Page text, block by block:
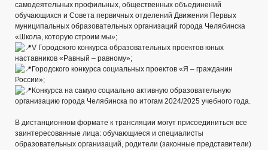
самодеятельных профильных, общественных объединений
обучающихся и Совета первичных отделений Движения Первых
муниципальных образовательных организаций города Челябинска
«Школа, которую строим мы»;
V Городского конкурса образовательных проектов юных
наставников «Равный – равному»;
Городского конкурса социальных проектов «Я – гражданин
России»;
Конкурса на самую социально активную образовательную
организацию города Челябинска по итогам 2024/2025 учебного года.
В дистанционном формате к трансляции могут присоединиться все
заинтересованные лица: обучающиеся и специалисты
образовательных организаций, родители (законные представители)